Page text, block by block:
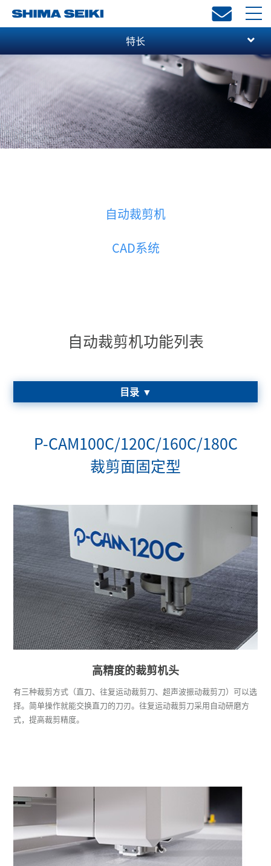
特长
自动裁剪机
CAD系统
自动裁剪机功能列表
目录
裁剪面固定型
高精度的裁剪机头
自定裁剪面积（选购配件）
P-CAM130C/160C
裁剪面移动（输送带）型
高精度的裁剪机头
堆迭式捡料台（选购配件）
Y轴材料压杆（选购配件）
吸引室内置型输送带
吸引室内置的清洁功能
高精度的裁剪机头
吸引室内置型输送带
吸引室内置的清洁功能
P-CAM100C/120C/160C/180C
裁剪面固定型
高精度的裁剪机头
有三种裁剪方式（直刀、往复运动裁剪刀、超声波振动裁剪刀）可以选
择。简单操作就能交换直刀的刀刃。往复运动裁剪刀采用自动研磨方
式，提高裁剪精度。